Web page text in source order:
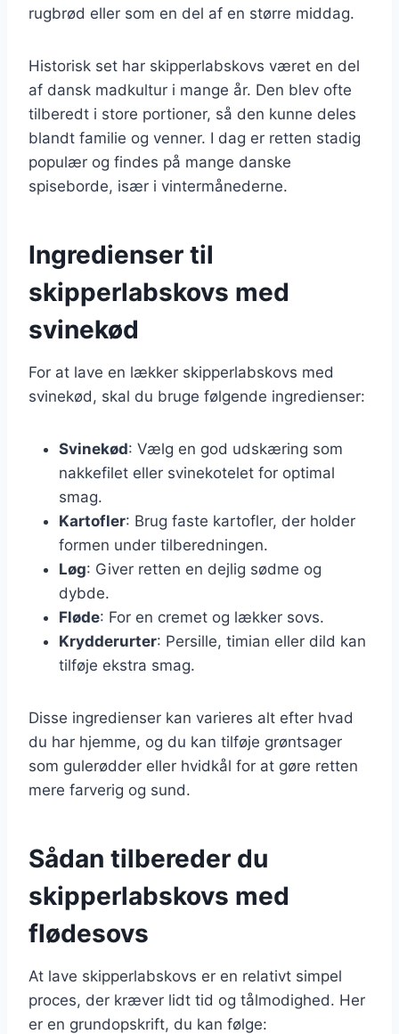
rugbrød eller som en del af en større middag.
Historisk set har skipperlabskovs været en del
af dansk madkultur i mange år. Den blev ofte
tilberedt i store portioner, så den kunne deles
blandt familie og venner. I dag er retten stadig
populær og findes på mange danske
spiseborde, især i vintermånederne.
Ingredienser til
skipperlabskovs med
svinekød
For at lave en lækker skipperlabskovs med
svinekød, skal du bruge følgende ingredienser:
Svinekød: Vælg en god udskæring som
nakkefilet eller svinekotelet for optimal
smag.
Kartofler: Brug faste kartofler, der holder
formen under tilberedningen.
Løg: Giver retten en dejlig sødme og
dybde.
Fløde: For en cremet og lækker sovs.
Krydderurter: Persille, timian eller dild kan
tilføje ekstra smag.
Disse ingredienser kan varieres alt efter hvad
du har hjemme, og du kan tilføje grøntsager
som gulerødder eller hvidkål for at gøre retten
mere farverig og sund.
Sådan tilbereder du
skipperlabskovs med
flødesovs
At lave skipperlabskovs er en relativt simpel
proces, der kræver lidt tid og tålmodighed. Her
er en grundopskrift, du kan følge: